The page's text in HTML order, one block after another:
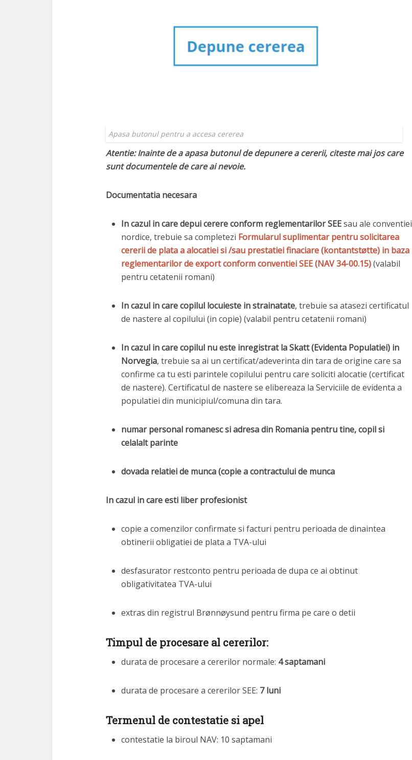
Apasa butonul pentru a accesa cererea
Atentie: Inainte de a apasa butonul de depunere a cererii, citeste mai jos care
sunt documentele de care ai nevoie.
Documentatia necesara
In cazul in care depui cerere conform reglementarilor SEEsau ale conventiei
nordice, trebuie sa completezi Formularul suplimentar pentru solicitarea
cererii de plata a alocatiei si /sau prestatiei finaciare (kontantstøtte) in baza
reglementarilor de export conform conventiei SEE (NAV 34-00.15)(valabil
pentru cetatenii romani)
In cazul in care copilul locuieste in strainatate, trebuie sa atasezi certificatul
de nastere al copilului (in copie) (valabil pentru cetatenii romani)
In cazul in care copilul nu este inregistrat la Skatt (Evidenta Populatiei) in
Norvegia, trebuie sa ai un certificat/adeverinta din tara de origine care sa
confirme ca tu esti parintele copilului pentru care soliciti alocatie (certificat
de nastere). Certificatul de nastere se elibereaza la Serviciile de evidenta a
populatiei din municipiul/comuna din tara.
numar personal romanesc si adresa din Romania pentru tine, copil si
celalalt parinte
dovada relatiei de munca (copie a contractului de munca
In cazul in care esti liber profesionist
copie a comenzilor confirmate si facturi pentru perioada de dinaintea
obtinerii obligatiei de plata a TVA-ului
desfasurator restconto pentru perioada de dupa ce ai obtinut
obligativitatea TVA-ului
extras din registrul Brønnøysund pentru firma pe care o detii
Timpul de procesare al cererilor:
durata de procesare a cererilor normale: 4 saptamani
durata de procesare a cererilor SEE: 7 luni
Termenul de contestatie si apel
contestatie la biroul NAV: 10 saptamani